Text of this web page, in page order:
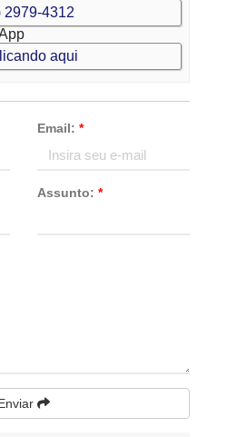
2979-4312
aqui
Email: *
Assunto: *